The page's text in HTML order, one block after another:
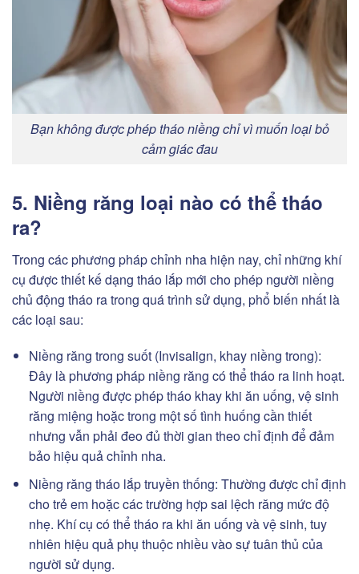
Bạn không được phép tháo niềng chỉ vì muốn loại bỏ
cảm giác đau
5. Niềng răng loại nào có thể tháo
ra?
Trong các phương pháp chỉnh nha hiện nay, chỉ những khí
cụ được thiết kế dạng tháo lắp mới cho phép người niềng
chủ động tháo ra trong quá trình sử dụng, phổ biến nhất là
các loại sau:
Niềng răng trong suốt (Invisalign, khay niềng trong):
Đây là phương pháp niềng răng có thể tháo ra linh hoạt.
Người niềng được phép tháo khay khi ăn uống, vệ sinh
răng miệng hoặc trong một số tình huống cần thiết
nhưng vẫn phải đeo đủ thời gian theo chỉ định để đảm
bảo hiệu quả chỉnh nha.
Niềng răng tháo lắp truyền thống: Thường được chỉ định
cho trẻ em hoặc các trường hợp sai lệch răng mức độ
nhẹ. Khí cụ có thể tháo ra khi ăn uống và vệ sinh, tuy
nhiên hiệu quả phụ thuộc nhiều vào sự tuân thủ của
người sử dụng.